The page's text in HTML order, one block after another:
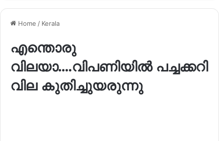
Home / Kerala
എന്തൊരു
വിലയാ….വിപണിയിൽ പച്ചക്കറി
വില കുതിച്ചുയരുന്നു